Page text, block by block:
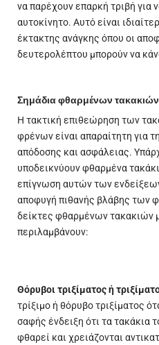
να παρέχουν επαρκή τριβή για
αυτοκίνητο. Αυτό είναι
έκτακτης ανάγκης όπου οι
δευτερολέπτου μπορούν να
Σημάδια φθαρμένων
Η τακτική επιθεώρηση των
φρένων είναι απαραίτητη για
απόδοσης και ασφάλειας.
υποδεικνύουν φθαρμένα
επίγνωση αυτών των
αποφυγή πιθανής βλάβης των
δείκτες φθαρμένων τακακιών
περιλαμβάνουν:
Θόρυβοι τριξίματος ή
τρίξιμο ή θόρυβο τριξίματος
σαφής ένδειξη ότι τα τακάκια
φθαρεί και χρειάζονται